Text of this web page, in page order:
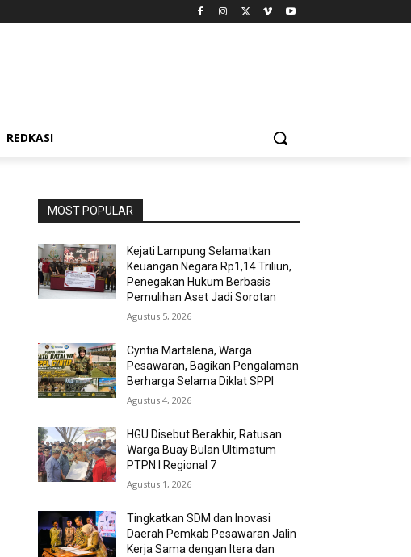
REDKASI
MOST POPULAR
Kejati Lampung Selamatkan
Keuangan Negara Rp1,14 Triliun,
Penegakan Hukum Berbasis
Pemulihan Aset Jadi Sorotan
Agustus 5, 2026
Cyntia Martalena, Warga
Pesawaran, Bagikan Pengalaman
Berharga Selama Diklat SPPI
Agustus 4, 2026
HGU Disebut Berakhir, Ratusan
Warga Buay Bulan Ultimatum
PTPN I Regional 7
Agustus 1, 2026
Tingkatkan SDM dan Inovasi
Daerah Pemkab Pesawaran Jalin
Kerja Sama dengan Itera dan